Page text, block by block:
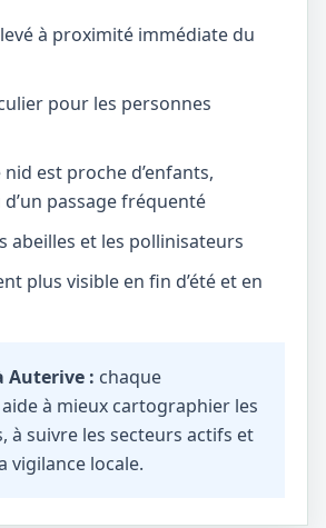
à proximité immédiate du
pour les personnes
est proche d’enfants,
d’un passage fréquenté
abeilles et les pollinisateurs
plus visible en fin d’été et en
Auterive : chaque
à mieux cartographier les
à suivre les secteurs actifs et
vigilance locale.